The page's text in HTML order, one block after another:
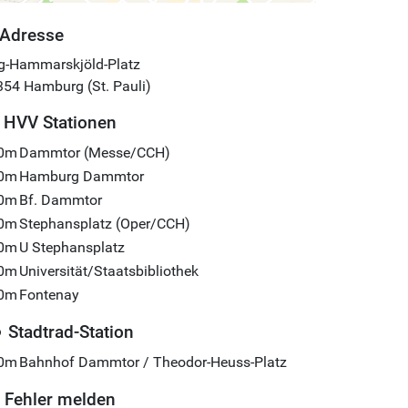
Adresse
Hammarskjöld-Platz
Hamburg (St. Pauli)
HVV Stationen
Dammtor (Messe/CCH)
Hamburg Dammtor
Bf. Dammtor
Stephansplatz (Oper/CCH)
U Stephansplatz
Universität/Staatsbibliothek
Fontenay
Stadtrad-Station
Bahnhof Dammtor / Theodor-Heuss-Platz
Fehler melden